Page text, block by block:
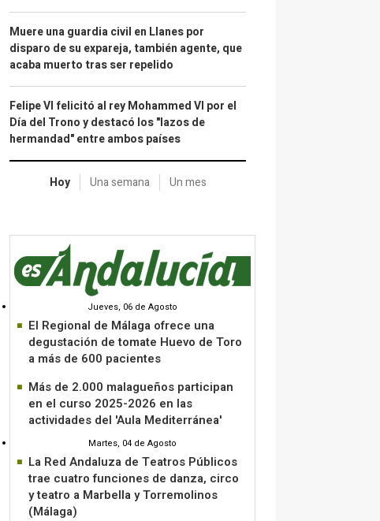
Muere una guardia civil en Llanes por
disparo de su expareja, también agente, que
acaba muerto tras ser repelido
Felipe VI felicitó al rey Mohammed VI por el
Día del Trono y destacó los "lazos de
hermandad" entre ambos países
Hoy Una semana Un mes
Jueves, 06 de Agosto
El Regional de Málaga ofrece una
degustación de tomate Huevo de Toro
a más de 600 pacientes
Más de 2.000 malagueños participan
en el curso 2025-2026 en las
actividades del 'Aula Mediterránea'
Martes, 04 de Agosto
La Red Andaluza de Teatros Públicos
trae cuatro funciones de danza, circo
y teatro a Marbella y Torremolinos
(Málaga)